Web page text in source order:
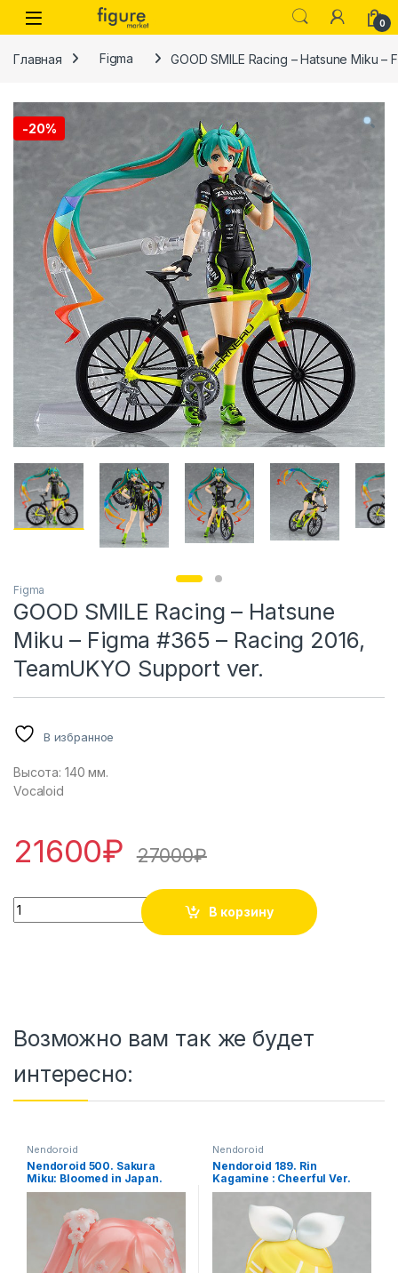
Перейти к навигации
Перейти к контенту
0
Главная Figma GOOD SMILE Racing – Hatsune Miku
-20%
Figma
GOOD SMILE Racing – Hatsune
Miku – Figma #365 – Racing 2016,
TeamUKYO Support ver.
В избранное
Высота: 140 мм.
Vocaloid
21600₽ 27000₽
GOOD SMILE Racing - Hatsune Miku - Figma #365 - Racing
В корзину
Возможно вам так же будет
интересно:
Nendoroid
Nendoroid 500. Sakura
Miku: Bloomed in Japan.
Vocaloid.
Nendoroid
Nendoroid 189. Rin
Kagamine : Cheerful Ver.
Vocaloid